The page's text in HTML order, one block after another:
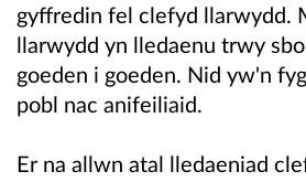
gyffredin fel clefyd llarwydd.
llarwydd yn lledaenu trwy
goeden i goeden. Nid yw'n
pobl nac anifeiliaid.
Er na allwn atal lledaeniad